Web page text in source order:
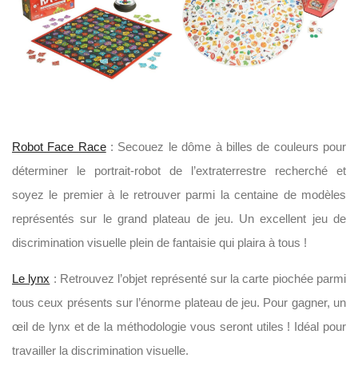
Robot Face Race: Secouez le dôme à billes de couleurs pour
déterminer le portrait-robot de l’extraterrestre recherché et
soyez le premier à le retrouver parmi la centaine de modèles
représentés sur le grand plateau de jeu. Un excellent jeu de
discrimination visuelle plein de fantaisie qui plaira à tous !
Le lynx : Retrouvez l’objet représenté sur la carte piochée parmi
tous ceux présents sur l’énorme plateau de jeu. Pour gagner, un
œil de lynx et de la méthodologie vous seront utiles ! Idéal pour
travailler la discrimination visuelle.